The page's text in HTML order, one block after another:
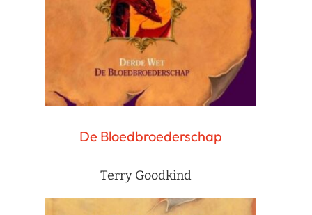
De Bloedbroederschap
Terry Goodkind